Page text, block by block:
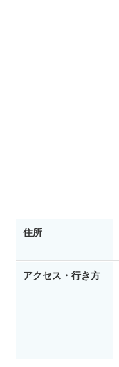
住所
アクセス・行き方